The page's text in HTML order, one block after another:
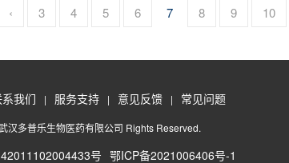
‹ 3 4 5 6 7 8 9 10
我们 | 服务支持 | 意见反馈 | 常见问题
汉多普乐生物医药有限公司 Rights Reserved.
号 鄂ICP备2021006406号-1